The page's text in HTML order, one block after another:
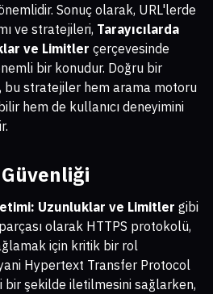
Sonuç olarak, URL'lerde
ve stratejileri, Tarayıcılarda
ve Limitler çerçevesinde
bir konudur. Doğru bir
bu stratejiler hem arama motoru
hem de kullanıcı deneyimini
Güvenliği
Uzunluklar ve Limitler gibi
olarak HTTPS protokolü,
için kritik bir rol
Hypertext Transfer Protocol
bir şekilde iletilmesini sağlarken,